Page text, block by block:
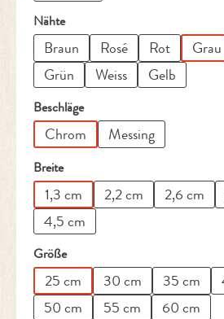
Nähteauswählen
Braun Rosé Rot Grau
Grün
Weiss Gelb
Beschlägeauswählen
Chrom Messing
Breiteauswählen
1,3 cm 2,2 cm 2,6 cm
4,5 cm
Größeauswählen
25 cm 30 cm 35 cm
50 cm
55 cm 60 cm